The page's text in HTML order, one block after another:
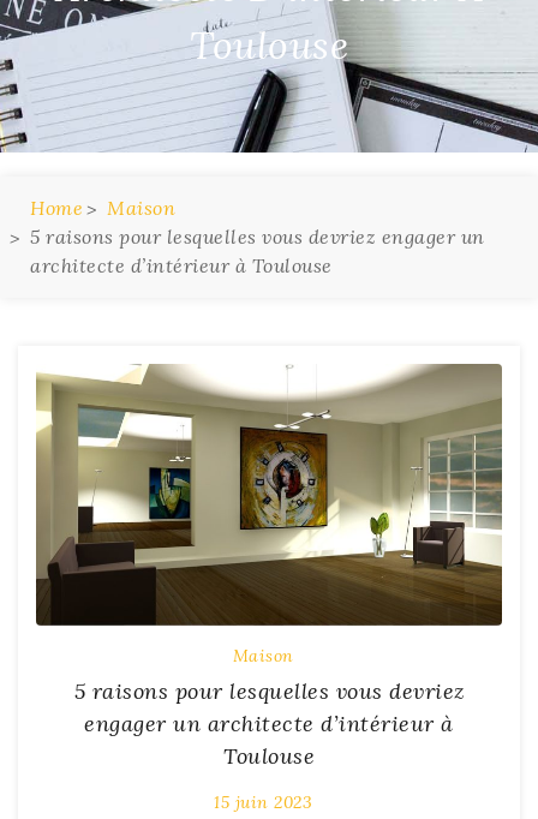
Toulouse
Home
Maison
5 raisons pour lesquelles vous devriez engager un
architecte d’intérieur à Toulouse
Maison
5 raisons pour lesquelles vous devriez
engager un architecte d’intérieur à
Toulouse
15 juin 2023